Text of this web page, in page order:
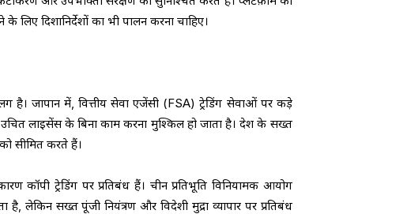
लिए दिशानिर्देशों का भी पालन करना चाहिए।
है। जापान में, वित्तीय सेवा एजेंसी (FSA) ट्रेडिंग सेवाओं पर कड़े
उचित लाइसेंस के बिना काम करना मुश्किल हो जाता है। देश के सख्त
सीमित करते हैं।
कॉपी ट्रेडिंग पर प्रतिबंध हैं। चीन प्रतिभूति विनियामक आयोग
है, लेकिन सख्त पूंजी नियंत्रण और विदेशी मुद्रा व्यापार पर प्रतिबंध